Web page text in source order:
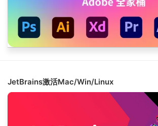
JetBrains激活Mac/Win/Linux